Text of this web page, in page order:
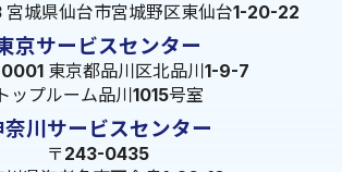
城県仙台市宮城野区東仙台1-20-22
京サービスセンター
東京都品川区北品川1-9-7
トップルーム品川1015号室
奈川サービスセンター
〒243-0435